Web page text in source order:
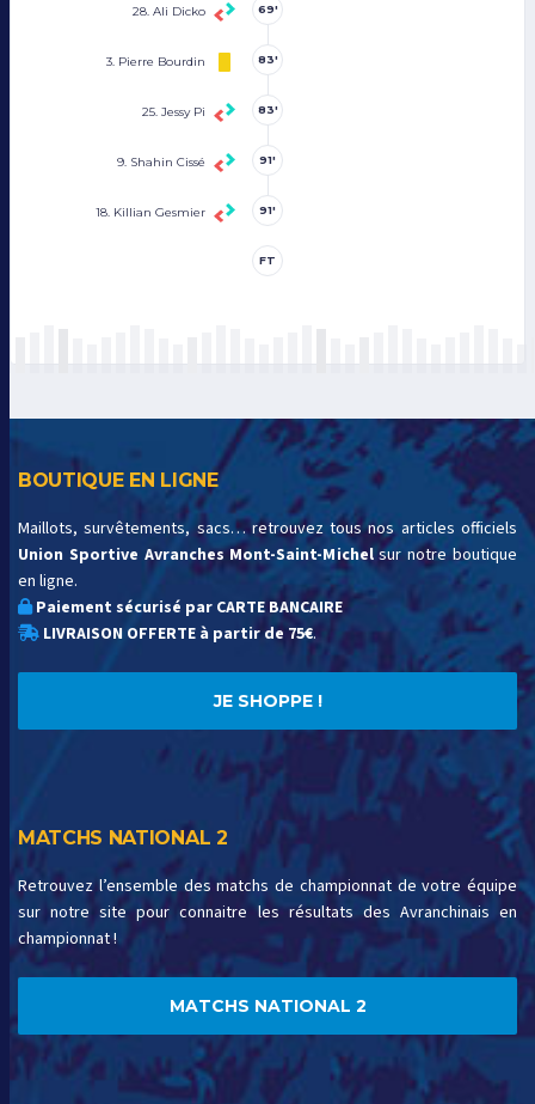
28. Ali Dicko 69'
3. Pierre Bourdin 83'
25. Jessy Pi 83'
9. Shahin Cissé 91'
18. Killian Gesmier 91'
FT
BOUTIQUE EN LIGNE
Maillots, survêtements, sacs… retrouvez tous nos articles officiels
Union Sportive Avranches Mont-Saint-Michelsur notre boutique
en ligne.
Paiement sécurisé par CARTE BANCAIRE
LIVRAISON OFFERTE à partir de 75€.
JE SHOPPE !
MATCHS NATIONAL 2
Retrouvez l’ensemble des matchs de championnat de votre équipe
sur notre site pour connaitre les résultats des Avranchinais en
championnat !
MATCHS NATIONAL 2